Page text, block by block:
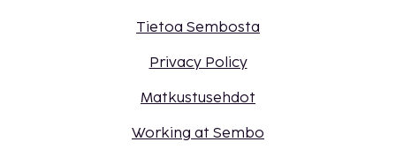
Tietoa Sembosta
Privacy Policy
Matkustusehdot
Working at Sembo